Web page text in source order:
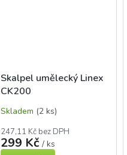
Skalpel umělecký Linex
CK200
Skladem (2 ks)
247,11 Kč bez DPH
299 Kč / ks